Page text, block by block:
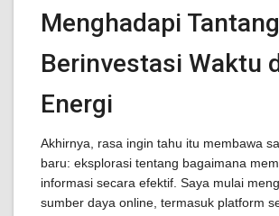
Menghadapi
Berinvestasi Waktu
Energi
Akhirnya, rasa ingin tahu itu membawa
baru: eksplorasi tentang bagaimana
informasi secara efektif. Saya mulai
sumber daya online, termasuk platform